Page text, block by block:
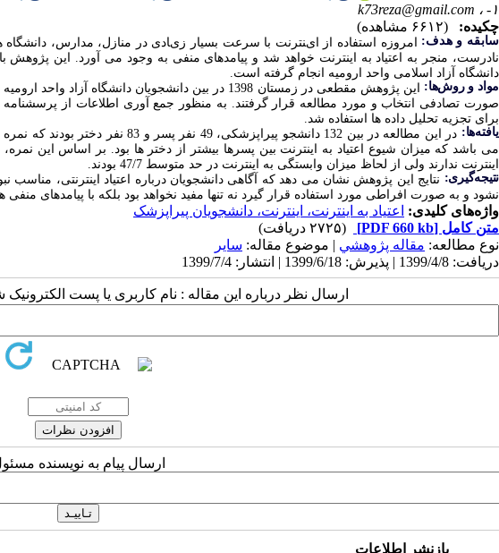
۱- ،
k73reza@gmail.com
چکیده:
(۶۶۱۲ مشاهده)
سابقه و هدف: اﻣﺮوزه اﺳﺘﻔﺎده از ایﻨﺘﺮﻧﺖ ﺑﺎ ﺳﺮﻋﺖ ﺑﺴﯿﺎر زیﺎدی در ﻣﻨﺎزل، ﻣﺪارس،
نادرست، منجر به اعتیاد به اینترنت خواهد شد و پیامدهای منفی به وجود می آورد. این پژوهش
دانشگاه آزاد اسلامی واحد ارومیه انجام گرفته است.
مواد و روش‌‌ها:
صورت تصادفی انتخاب و مورد مطالعه قرار گرفتند. به منظور جمع آوری اطلاعات از پرسشنامه
برای تجزیه تحلیل داده ها استفاده شد.
یافته‌ها:
می باشد که میزان شیوع اعتیاد به اینترنت بین پسرها بیشتر از دختر ها بود. بر اساس این نمره،
اینترنت ندارند ولی از لحاظ میزان وابستگی به اینترنت در حد متوسط 47/7 بودند.
نتیجه‌گیری: نتایج این پژوهش نشان می دهد که آﮔﺎﻫﯽ داﻧﺸﺠﻮیان درﺑﺎره اﻋﺘﯿﺎد اینترنتی،
نشود و به صورت افراطی مورد استفاده قرار گیرد نه تنها مفید نخواهد بود بلکه با پیامدهای منفی
واژه‌های کلیدی:
اﻋﺘﯿﺎد به اینترنت، اینترنت، داﻧﺸﺠﻮیان پیراپزشک
متن کامل [PDF 660 kb]
(۲۷۲۵ دریافت)
نوع مطالعه: مقاله پژوهشي | موضوع مقاله: سایر
دریافت: 1399/4/8 | پذیرش: 1399/6/18 | انتشار: 1399/7/4
ارسال نظر درباره این مقاله : نام کاربری یا پست الکترونیک
ارسال پیام به نویسنده
بازنشر اطلاعات